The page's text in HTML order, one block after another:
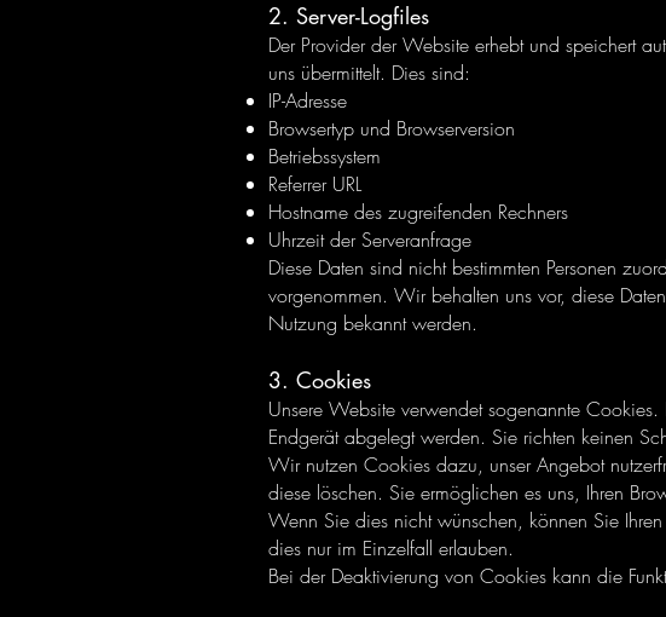
2. Server-Logfiles
Der Provider der Website erhebt und speichert
uns übermittelt. Dies sind:
IP-Adresse
Browsertyp und Browserversion
Betriebssystem
Referrer URL
Hostname des zugreifenden Rechners
Uhrzeit der Serveranfrage
Diese Daten sind nicht bestimmten Personen
vorgenommen. Wir behalten uns vor, diese
Nutzung bekannt werden.
3. Cookies
Unsere Website verwendet sogenannte
Endgerät abgelegt werden. Sie richten keinen
Wir nutzen Cookies dazu, unser Angebot
diese löschen. Sie ermöglichen es uns, Ihren
Wenn Sie dies nicht wünschen, können Sie
dies nur im Einzelfall erlauben.
Bei der Deaktivierung von Cookies kann die